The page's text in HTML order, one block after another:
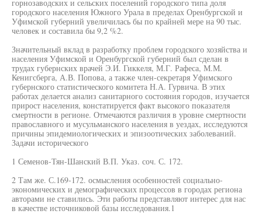
горнозаводских и сельских поселений городского типа доля
городского населения Южного Урала в пределах Оренбургской и
Уфимской губерний увеличилась бы по крайней мере на 90 тыс.
человек и составила бы 9,2 %2.
Значительный вклад в разработку проблем городского хозяйства и
населения Уфимской и Оренбургской губерний был сделан в
трудах губернских врачей Э.И. Гиккеля, М.Г. Рафеса, М.М.
Кенигсберга, А.В. Попова, а также член-секретаря Уфимского
губернского статистического комитета Н.А. Гурвича. В этих
работах делается анализ санитарного состояния городов, изучается
прирост населения, констатируется факт высокого показателя
смертности в регионе. Отмечаются различия в уровне смертности
православного и мусульманского населения в уездах, исследуются
причины эпидемиологических и эпизоотических заболеваний.
Задачи исторического
1 Семенов-Тян-Шанский В.П. Указ. соч. С. 172.
2 Там же. С.169-172. осмысления особенностей социально-
экономических и демографических процессов в городах региона
авторами не ставились. Эти работы представляют интерес для нас
в качестве источниковой базы исследования.1